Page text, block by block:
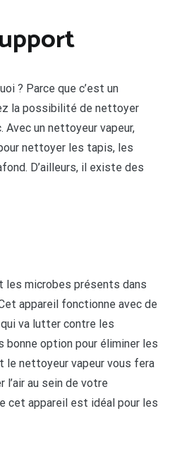
? Parce que c’est un
la possibilité de nettoyer
un nettoyeur vapeur,
nettoyer les tapis, les
D’ailleurs, il existe des
les microbes présents dans
appareil fonctionne avec de
va lutter contre les
option pour éliminer les
le nettoyeur vapeur vous fera
l’air au sein de votre
cet appareil est idéal pour les